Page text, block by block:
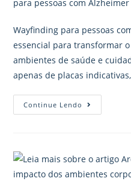
Wayfinding para pessoas
essencial para transformar
ambientes de saúde e
apenas de placas
Continue Lendo